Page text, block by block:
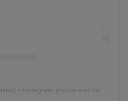
) • Instagram photos and videos